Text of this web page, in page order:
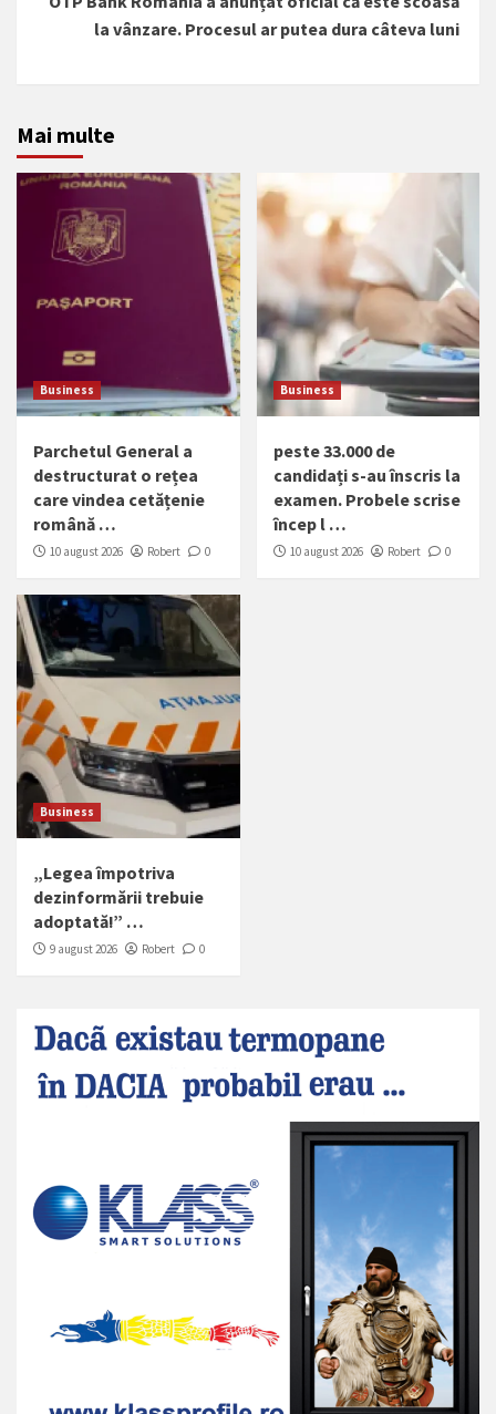
la vânzare. Procesul ar putea dura câteva luni
Mai multe
Business
Parchetul General a
destructurat o rețea
care vindea cetățenie
română …
10 august 2026 Robert 0
Business
peste 33.000 de
candidați s-au înscris la
examen. Probele scrise
încep l …
10 august 2026 Robert 0
Business
„Legea împotriva
dezinformării trebuie
adoptată!” …
9 august 2026 Robert 0